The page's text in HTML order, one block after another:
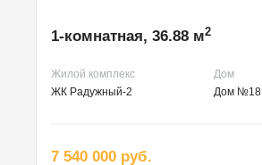
1-комнатная, 36.88 м2
Жилой комплекс Дом
ЖК Радужный-2
Дом №18
7 540 000 руб.